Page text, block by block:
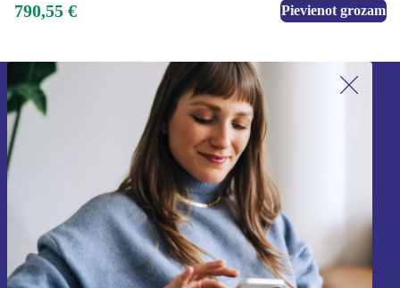
790,55 € Pievienot grozam
Piesakieties mūsu jaunumu
saņemšanai!
Nekad vairs nepalaidiet garām nevienu
piedāvājumu.
Reģistrēties